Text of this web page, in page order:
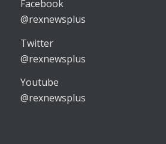
Facebook
@rexnewsplus
Twitter
@rexnewsplus
Youtube
@rexnewsplus